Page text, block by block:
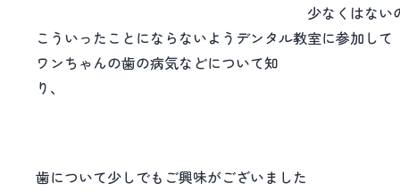
少なくはないのではない
こういったことにならないようデンタル教室に参加して
ワンちゃんの歯の病気などについて知
歯について少しでもご興味がございました